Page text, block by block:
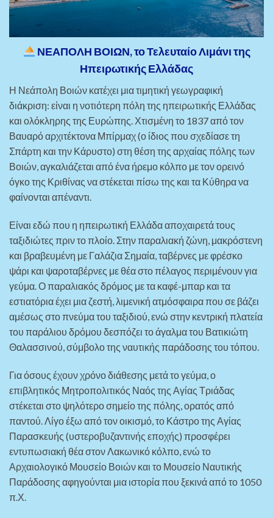
ΝΕΑΠΟΛΗ ΒΟΙΩΝ, το Τελευταίο Λιμάνι της
Ηπειρωτικής Ελλάδας
Η Νεάπολη Βοιών κατέχει μια τιμητική γεωγραφική
διάκριση: είναι η νοτιότερη πόλη της ηπειρωτικής Ελλάδας
και ολόκληρης της Ευρώπης. Χτισμένη το 1837 από τον
Βαυαρό αρχιτέκτονα Μπίρμαχ (ο ίδιος που σχεδίασε τη
Σπάρτη και την Κάρυστο) στη θέση της αρχαίας πόλης των
Βοιών, αγκαλιάζεται από ένα ήρεμο κόλπο με τον ορεινό
όγκο της Κριθίνας να στέκεται πίσω της και τα Κύθηρα να
φαίνονται απέναντι.
Είναι εδώ που η ηπειρωτική Ελλάδα αποχαιρετά τους
ταξιδιώτες πριν το πλοίο. Στην παραλιακή ζώνη, μακρόστενη
και βραβευμένη με Γαλάζια Σημαία, ταβέρνες με φρέσκο
ψάρι και ψαροταβέρνες με θέα στο πέλαγος περιμένουν για
γεύμα. Ο παραλιακός δρόμος με τα καφέ-μπαρ και τα
εστιατόρια έχει μια ζεστή, λιμενική ατμόσφαιρα που σε βάζει
αμέσως στο πνεύμα του ταξιδιού, ενώ στην κεντρική πλατεία
του παράλιου δρόμου δεσπόζει το άγαλμα του Βατικιώτη
Θαλασσινού, σύμβολο της ναυτικής παράδοσης του τόπου.
Για όσους έχουν χρόνο διάθεσης μετά το γεύμα, ο
επιβλητικός Μητροπολιτικός Ναός της Αγίας Τριάδας
στέκεται στο ψηλότερο σημείο της πόλης, ορατός από
παντού. Λίγο έξω από τον οικισμό, το Κάστρο της Αγίας
Παρασκευής (υστεροβυζαντινής εποχής) προσφέρει
εντυπωσιακή θέα στον Λακωνικό κόλπο, ενώ το
Αρχαιολογικό Μουσείο Βοιών και το Μουσείο Ναυτικής
Παράδοσης αφηγούνται μια ιστορία που ξεκινά από το 1050
π.Χ.